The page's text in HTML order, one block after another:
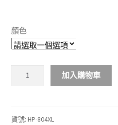
$398.00
顏色
量
加入購物車
貨號: HP-804XL